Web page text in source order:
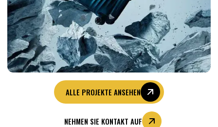
ALLE PROJEKTE ANSEHEN
NEHMEN SIE KONTAKT AUF